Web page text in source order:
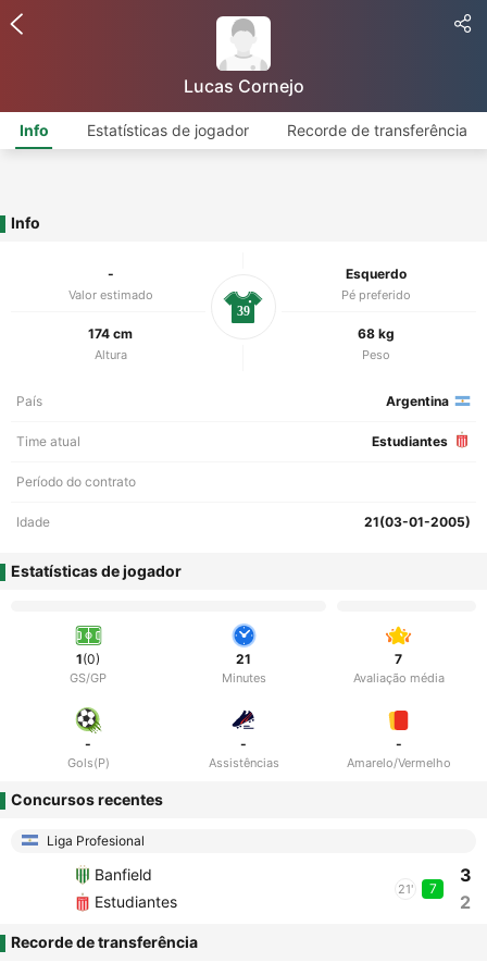
Lucas Cornejo
Info Estatísticas de jogador Recorde de transferência
Info
-
Valor estimado
Esquerdo
Pé preferido
174 cm
Altura
68 kg
Peso
39
País Argentina
Time atual Estudiantes
Período do contrato
Idade 21(03-01-2005)
Estatísticas de jogador
1(0)
GS/GP
21
Minutes
7
Avaliação média
-
Gols(P)
-
Assistências
-
Amarelo/Vermelho
Concursos recentes
Liga Profesional
Banfield
Estudiantes
21' 7
3
2
Recorde de transferência